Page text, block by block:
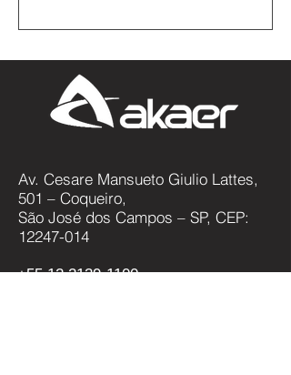
–...
Av. Cesare Mansueto Giulio Lattes,
501 – Coqueiro,
São José dos Campos – SP, CEP:
12247-014
+55 12 2139-1100